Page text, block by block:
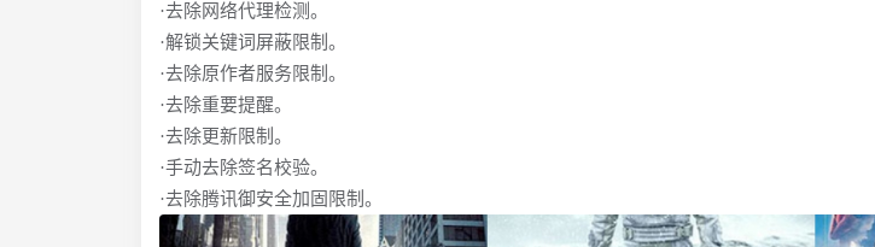
·去除网络代理检测。
·解锁关键词屏蔽限制。
·去除原作者服务限制。
·去除重要提醒。
·去除更新限制。
·手动去除签名校验。
·去除腾讯御安全加固限制。